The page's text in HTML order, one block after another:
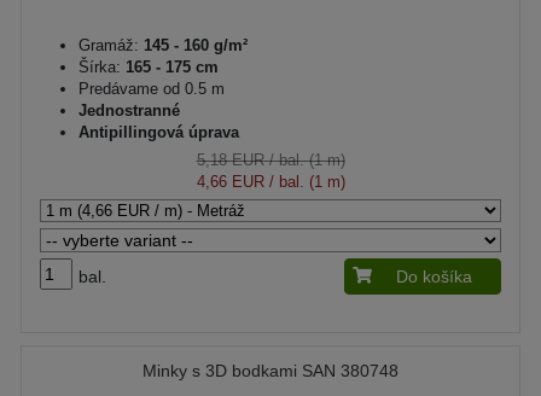
Gramáž: 145 - 160 g/m²
Šírka: 165 - 175 cm
Predávame od 0.5 m
Jednostranné
Antipillingová úprava
5,18 EUR/ bal. (1 m)
4,66 EUR/ bal. (1 m)
bal. Do košíka
Minky s 3D bodkami SAN 380748